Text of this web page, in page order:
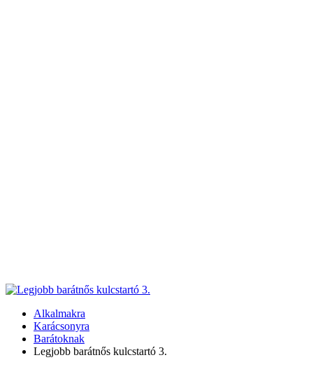
Alkalmakra
Karácsonyra
Barátoknak
Legjobb barátnős kulcstartó 3.